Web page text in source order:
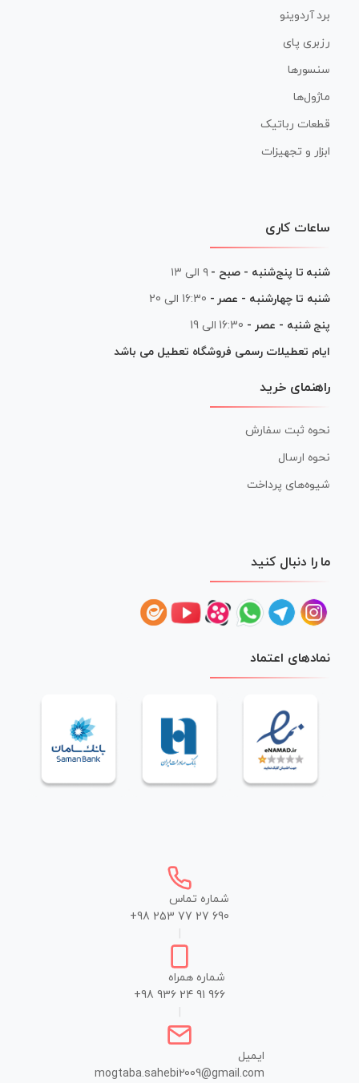
برد آردوینو
رزبری پای
سنسورها
ماژول‌ها
قطعات رباتیک
ابزار و تجهیزات
ساعات کاری
شنبه تا پنج‌شنبه - صبح - ۹ الی ۱۳
شنبه تا چهارشنبه - عصر - 16:30 الی 20
پنج شنبه - عصر - 16:30 الی 19
ایام تعطیلات رسمی فروشگاه تعطیل می باشد
راهنمای خرید
نحوه ثبت سفارش
نحوه ارسال
شیوه‌های پرداخت
ما را دنبال کنید
نمادهای اعتماد
شماره تماس
+98 253 77 27 690
شماره همراه
+98 936 24 91 966
ایمیل
mogtaba.sahebi2009@gmail.com